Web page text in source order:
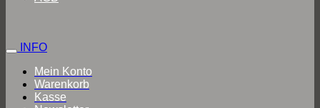
INFO
Mein Konto
Warenkorb
Kasse